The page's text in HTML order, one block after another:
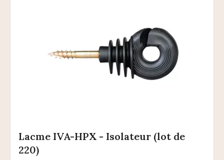
Lacme IVA-HPX - Isolateur (lot de
220)